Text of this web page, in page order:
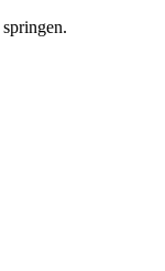
springen.